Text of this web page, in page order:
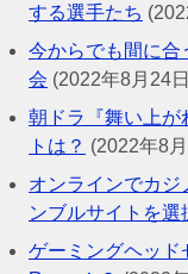
する選手たち
今からでも間に合
会 (2022年8月24
朝ドラ『舞い上が
トは？ (2022年8
オンラインでカジ
ンブルサイトを選
ゲーミングヘッド